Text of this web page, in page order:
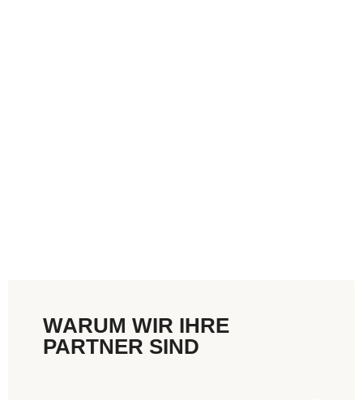
WARUM WIR IHRE
PARTNER SIND